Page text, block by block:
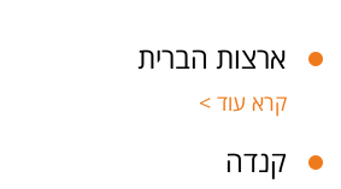
ארצות הברית
קרא עוד >
קנדה